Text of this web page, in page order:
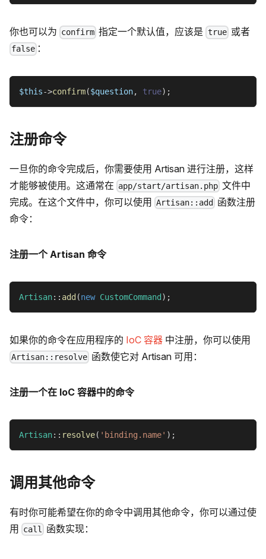
你也可以为 confirm 指定一个默认值，应该是 true或者
false ：
$this->confirm($question, true) ;
注册命令
一旦你的命令完成后，你需要使用 Artisan 进行注册，这样
才能够被使用。这通常在 app/start/artisan.php 文件中
完成。在这个文件中，你可以使用 Artisan::add
函数注册
命令：
注册一个 Artisan 命令
Artisan:: add (new CustomCommand ) ;
如果你的命令在应用程序的 IoC 容器 中注册，你可以使用
Artisan::resolve 函数使它对 Artisan 可用：
注册一个在 IoC 容器中的命令
Artisan:: resolve( 'binding.name' ) ;
调用其他命令
有时你可能希望在你的命令中调用其他命令，你可以通过使
用
call 函数实现：